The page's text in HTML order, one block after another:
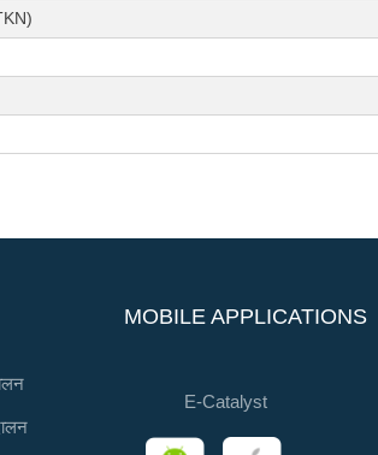
MOBILE APPLICATIONS
E-Catalyst